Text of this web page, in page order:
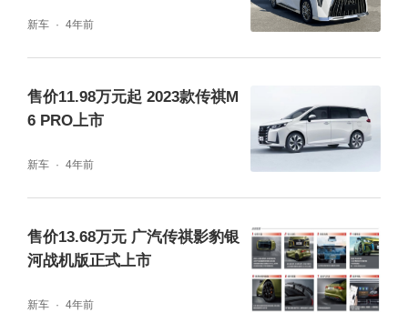
快乐装得下,七口之家的超大"魔术空间"
圈粉无数靠的不是花拳绣腿,而是实打实的硬功
夫。基于对MPV消费者实际用车需求的洞察,
传祺M6 PRO延续了大空间的优势,整车宽183
7mm、高1730mm、轴距达到2810mm,越级
的空间设计为乘坐提供了更宽绰的空间。
新车 4年前
售价11.98万元起 2023款传祺M
6 PRO上市
新车 4年前
售价13.68万元 广汽传祺影豹银
河战机版正式上市
新车 4年前